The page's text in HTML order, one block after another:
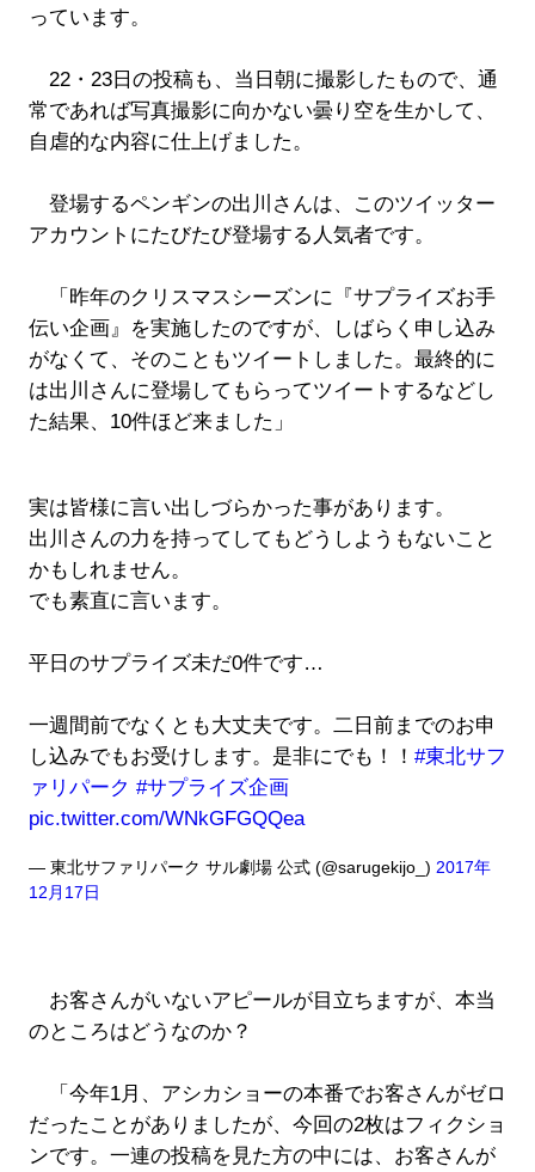
っています。
22・23日の投稿も、当日朝に撮影したもので、通
常であれば写真撮影に向かない曇り空を生かして、
自虐的な内容に仕上げました。
登場するペンギンの出川さんは、このツイッター
アカウントにたびたび登場する人気者です。
「昨年のクリスマスシーズンに『サプライズお手
伝い企画』を実施したのですが、しばらく申し込み
がなくて、そのこともツイートしました。最終的に
は出川さんに登場してもらってツイートするなどし
た結果、10件ほど来ました」
実は皆様に言い出しづらかった事があります。
出川さんの力を持ってしてもどうしようもないこと
かもしれません。
でも素直に言います。
平日のサプライズ未だ0件です…
一週間前でなくとも大丈夫です。二日前までのお申
し込みでもお受けします。是非にでも！！ #東北サフ
ァリパーク #サプライズ企画
pic.twitter.com/WNkGFGQQea
— 東北サファリパーク サル劇場 公式 (@sarugekijo_) 2017年
12月17日
お客さんがいないアピールが目立ちますが、本当
のところはどうなのか？
「今年1月、アシカショーの本番でお客さんがゼロ
だったことがありましたが、今回の2枚はフィクショ
ンです。一連の投稿を見た方の中には、お客さんが